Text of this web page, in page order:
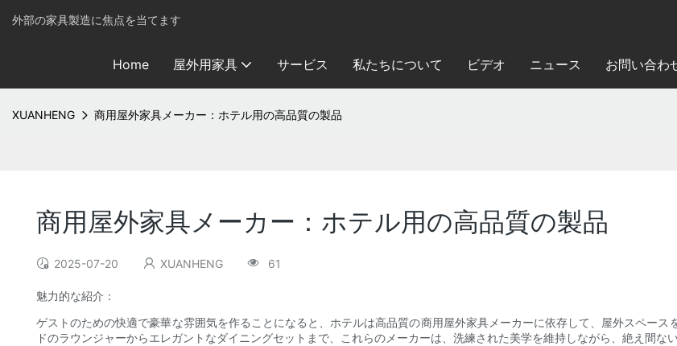
外部の家具製造に焦点を当てます
Home 屋外用家具 サービス 私たちについて ビデオ ニュース お問い合わ
XUANHENG 商用屋外家具メーカー：ホテル用の高品質の製品
商用屋外家具メーカー：ホテル用の高品質の製品
2025-07-20 XUANHENG 61
魅力的な紹介：
ゲストのための快適で豪華な雰囲気を作ることになると、ホテルは高品質の商用屋外家具メーカーに依存して、屋外スペー
ドのラウンジャーからエレガントなダイニングセットまで、これらのメーカーは、洗練された美学を維持しながら、絶え間な